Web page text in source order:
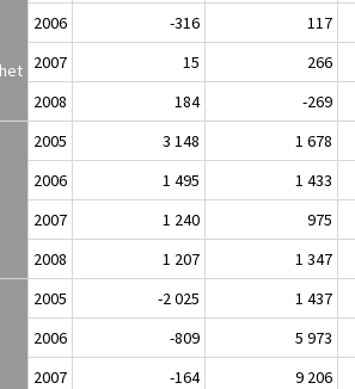
2006
-316
117
2007
15
266
2008
184 -269
2005 3 148
1 678
2006
1 495
1 433
2007
1 240
975
2008
1 207 1 347
2005 -2 025
1 437
2006
-809
5 973
2007
-164
9 206